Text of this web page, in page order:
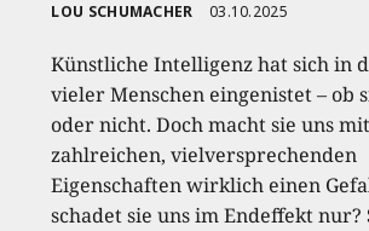
LOU SCHUMACHER 03.10.2025
Künstliche Intelligenz hat sich in
vieler Menschen eingenistet – ob
oder nicht. Doch macht sie uns
zahlreichen, vielversprechenden
Eigenschaften wirklich einen
schadet sie uns im Endeffekt nur?